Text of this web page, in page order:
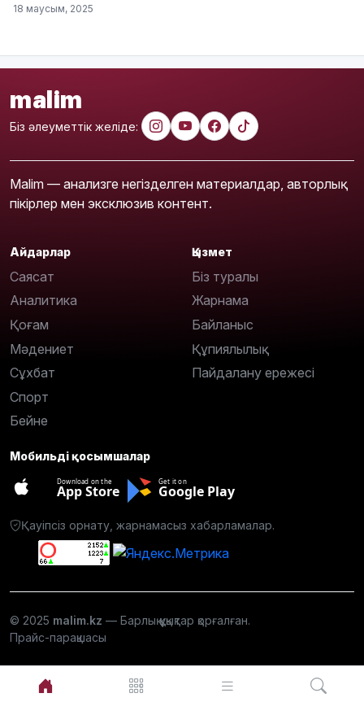
18 маусым, 2025
malim
Біз әлеуметтік желіде:
Malim — анализге негізделген материалдар, авторлық
пікірлер мен эксклюзив контент.
Айдарлар
Саясат
Аналитика
Қоғам
Мәдениет
Сұхбат
Спорт
Бейне
Қызмет
Біз туралы
Жарнама
Байланыс
Құпиялылық
Пайдалану ережесі
Мобильді қосымшалар
Download on the
App Store
Get it on
Google Play
Қауіпсіз орнату, жарнамасыз хабарламалар.
© 2025 malim.kz — Барлық құқықтар қорғалған.
Прайс-парақшасы